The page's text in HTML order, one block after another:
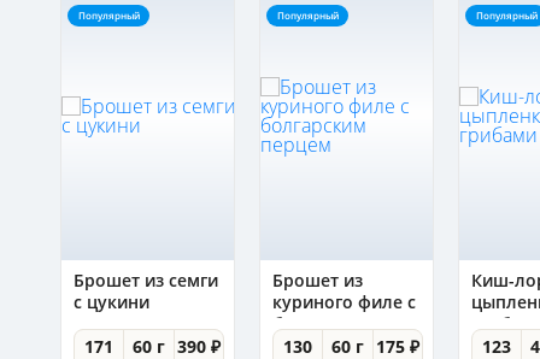
Популярный
Брошет из семги
с цукини
171
60 г 390 ₽
Популярный
Брошет из
куриного филе с
болгарским
перцем
130 60 г 175 ₽
Популярный
Киш-
123